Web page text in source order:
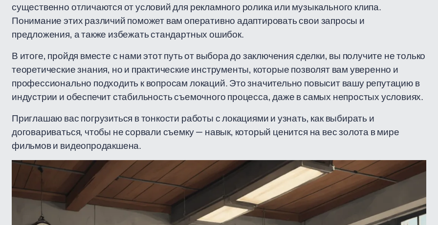
существенно отличаются от условий для рекламного ролика или музыкального клипа.
Понимание этих различий поможет вам оперативно адаптировать свои запросы и
предложения, а также избежать стандартных ошибок.
В итоге, пройдя вместе с нами этот путь от выбора до заключения сделки, вы получите не только
теоретические знания, но и практические инструменты, которые позволят вам уверенно и
профессионально подходить к вопросам локаций. Это значительно повысит вашу репутацию в
индустрии и обеспечит стабильность съемочного процесса, даже в самых непростых условиях.
Приглашаю вас погрузиться в тонкости работы с локациями и узнать, как выбирать и
договариваться, чтобы не сорвали съемку — навык, который ценится на вес золота в мире
фильмов и видеопродакшена.